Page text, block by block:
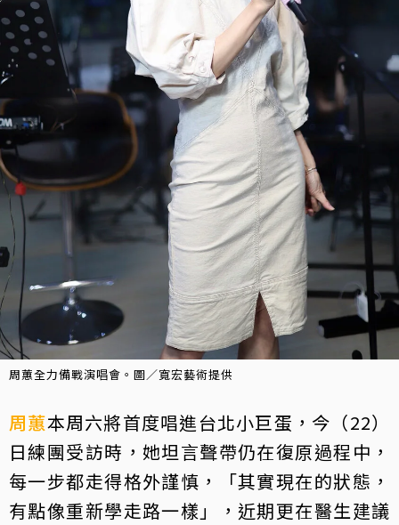
周蕙全力備戰演唱會。圖／寬宏藝術提供
周蕙本周六將首度唱進台北小巨蛋，今（22）
日練團受訪時，她坦言聲帶仍在復原過程中，
每一步都走得格外謹慎，「其實現在的狀態，
有點像重新學走路一樣」，近期更在醫生建議